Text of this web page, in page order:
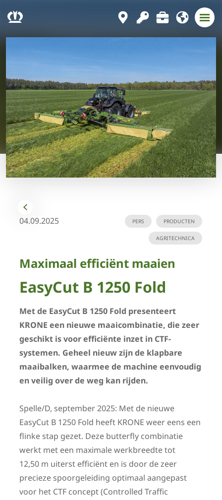
04.09.2025 PRODUCTEN
PERS
AGRITECHNICA
Maximaal efficiënt maaien
EasyCut B 1250 Fold
Met de EasyCut B 1250 Fold presenteert
KRONE een nieuwe maaicombinatie, die zeer
geschikt is voor efficiënte inzet in CTF-
systemen. Geheel nieuw zijn de klapbare
maaibalken, waarmee de machine eenvoudig
en veilig over de weg kan rijden.
Spelle/D, september 2025: Met de nieuwe
EasyCut B 1250 Fold heeft KRONE weer eens een
flinke stap gezet. Deze butterfly combinatie
werkt met een maximale werkbreedte tot
12,50 m uiterst efficiënt en is door de zeer
precieze spoorgeleiding optimaal aangepast
voor het CTF concept (Controlled Traffic